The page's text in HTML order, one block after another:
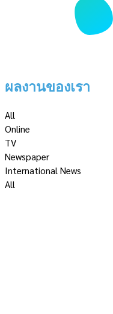
ผลงานของเรา
All
Online
TV
Newspaper
International News
All